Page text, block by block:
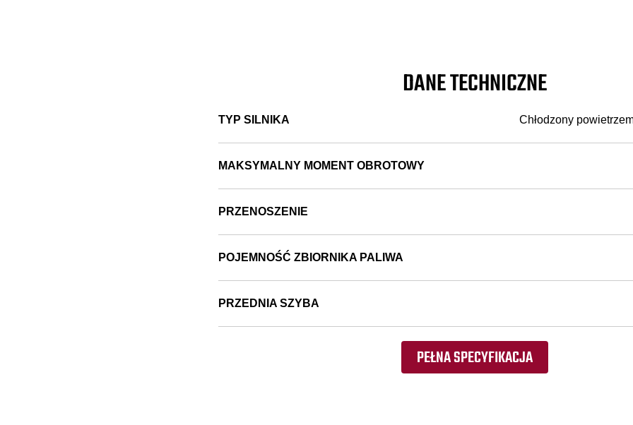
DANE TECHNICZNE
TYP SILNIKA Chłodzony
MAKSYMALNY MOMENT OBROTOWY
PRZENOSZENIE
POJEMNOŚĆ ZBIORNIKA PALIWA
PRZEDNIA SZYBA
PEŁNA SPECYFIKACJA